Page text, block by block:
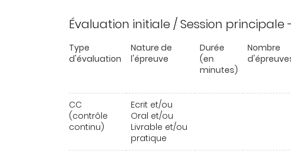
Évaluation initiale / Session principale
Type
d'évaluation
Nature de
l'épreuve
Durée
(en
minutes)
Nombre
CC
(contrôle
continu)
Ecrit et/ou
Oral et/ou
Livrable et/ou
pratique